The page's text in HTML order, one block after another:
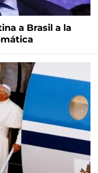
a Brasil a la